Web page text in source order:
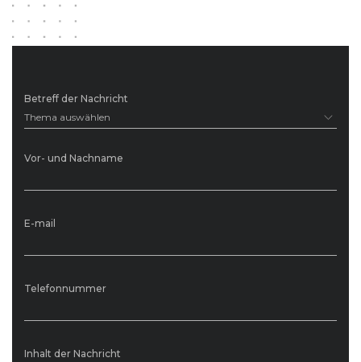
Betreff der Nachricht
Thema auswählen
Vor- und Nachname
E-mail
Telefonnummer
Inhalt der Nachricht